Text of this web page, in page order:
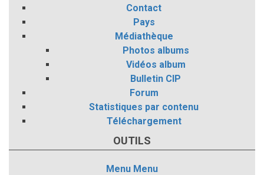
Contact
Pays
Médiathèque
Photos albums
Vidéos album
Bulletin CIP
Forum
Statistiques par contenu
Téléchargement
OUTILS
Menu Menu